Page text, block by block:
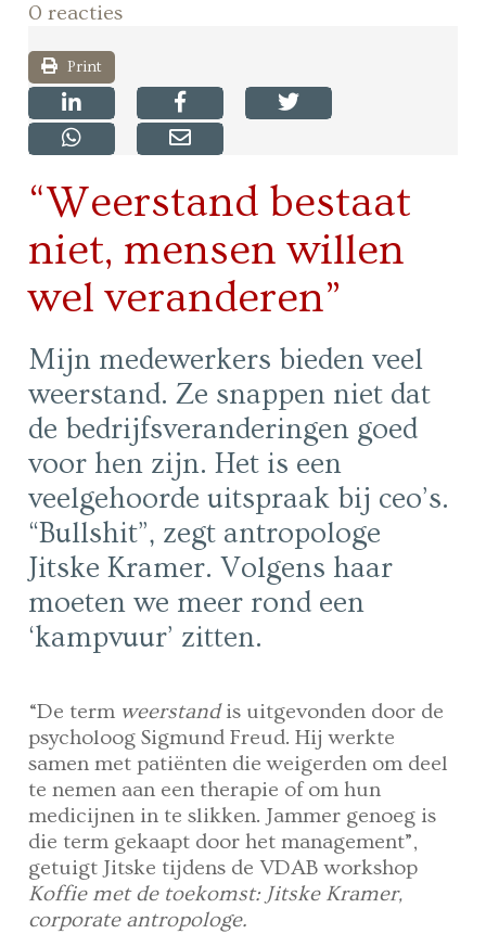
0 reacties
Print
“Weerstand bestaat
niet, mensen willen
wel veranderen”
Mijn medewerkers bieden veel
weerstand. Ze snappen niet dat
de bedrijfsveranderingen goed
voor hen zijn. Het is een
veelgehoorde uitspraak bij ceo’s.
“Bullshit”, zegt antropologe
Jitske Kramer. Volgens haar
moeten we meer rond een
‘kampvuur’ zitten.
“De term weerstandis uitgevonden door de
psycholoog Sigmund Freud. Hij werkte
samen met patiënten die weigerden om deel
te nemen aan een therapie of om hun
medicijnen in te slikken. Jammer genoeg is
die term gekaapt door het management”,
getuigt Jitske tijdens de VDAB workshop
Koffie met de toekomst: Jitske Kramer,
corporate antropologe.